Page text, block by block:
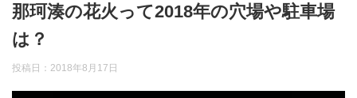
那珂湊の花火って2018年の穴場や駐車場
は？
投稿日： 2018年8月17日